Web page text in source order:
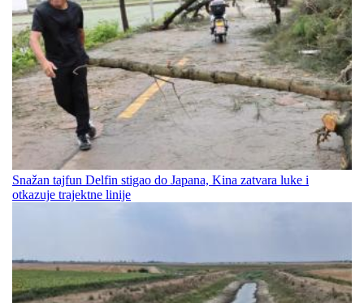
Snažan tajfun Delfin stigao do Japana, Kina zatvara luke i
otkazuje trajektne linije